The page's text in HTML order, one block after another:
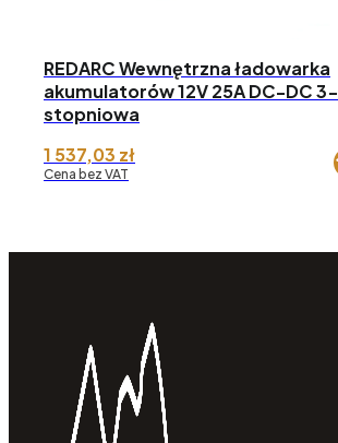
REDARC Wewnętrzna ładowarka
akumulatorów 12V 25A DC-DC 3-
stopniowa
1 537,03 zł
Cena bez VAT